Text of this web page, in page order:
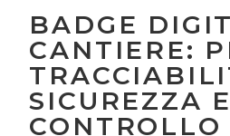
BADGE
CANTIERE:
SICUREZZA E
CONTROLLO